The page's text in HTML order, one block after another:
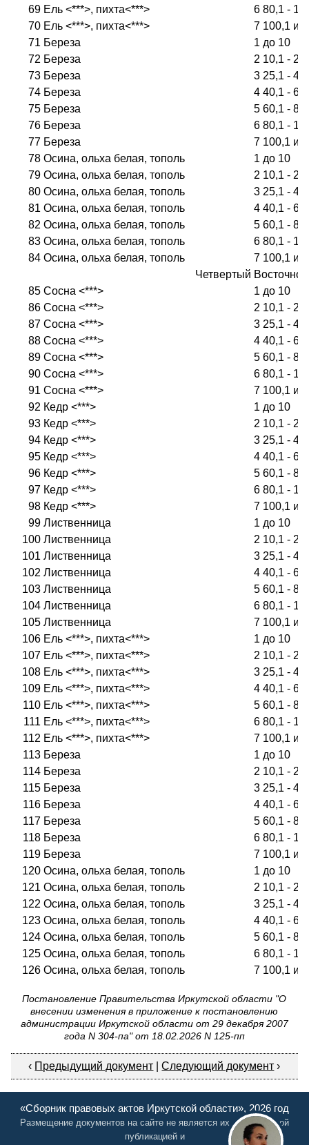
69 Ель <***>, пихта<***> 6 80,1 -
70 Ель <***>, пихта<***> 7 100,1 и
71 Береза 1 до 10
72 Береза 2 10,1 - 25
73 Береза 3 25,1 - 40
74 Береза 4 40,1 - 60
75 Береза 5 60,1 - 80
76 Береза 6 80,1 -
77 Береза 7 100,1 и
78 Осина, ольха белая, тополь 1 до 10
79 Осина, ольха белая, тополь 2 10,1 - 25
80 Осина, ольха белая, тополь 3 25,1 - 40
81 Осина, ольха белая, тополь 4 40,1 - 60
82 Осина, ольха белая, тополь 5 60,1 - 80
83 Осина, ольха белая, тополь 6 80,1 -
84 Осина, ольха белая, тополь 7 100,1 и
Четвертый
85 Сосна <***> 1 до 10
86 Сосна <***> 2 10,1 - 25
87 Сосна <***> 3 25,1 - 40
88 Сосна <***> 4 40,1 - 60
89 Сосна <***> 5 60,1 - 80
90 Сосна <***> 6 80,1 -
91 Сосна <***> 7 100,1 и
92 Кедр <***> 1 до 10
93 Кедр <***> 2 10,1 - 25
94 Кедр <***> 3 25,1 - 40
95 Кедр <***> 4 40,1 - 60
96 Кедр <***> 5 60,1 - 80
97 Кедр <***> 6 80,1 -
98 Кедр <***> 7 100,1 и
99 Лиственница 1 до 10
100 Лиственница 2 10,1 - 25
101 Лиственница 3 25,1 - 40
102 Лиственница 4 40,1 - 60
103 Лиственница 5 60,1 - 80
104 Лиственница 6 80,1 -
105 Лиственница 7 100,1 и
106 Ель <***>, пихта<***> 1 до 10
107 Ель <***>, пихта<***> 2 10,1 - 25
108 Ель <***>, пихта<***> 3 25,1 - 40
109 Ель <***>, пихта<***> 4 40,1 - 60
110 Ель <***>, пихта<***> 5 60,1 - 80
111 Ель <***>, пихта<***> 6 80,1 -
112 Ель <***>, пихта<***> 7 100,1 и
113 Береза 1 до 10
114 Береза 2 10,1 - 25
115 Береза 3 25,1 - 40
116 Береза 4 40,1 - 60
117 Береза 5 60,1 - 80
118 Береза 6 80,1 -
119 Береза 7 100,1 и
120 Осина, ольха белая, тополь 1 до 10
121 Осина, ольха белая, тополь 2 10,1 - 25
122 Осина, ольха белая, тополь 3 25,1 - 40
123 Осина, ольха белая, тополь 4 40,1 - 60
124 Осина, ольха белая, тополь 5 60,1 - 80
125 Осина, ольха белая, тополь 6 80,1 -
126 Осина, ольха белая, тополь 7 100,1 и
Постановление Правительства Иркутской области "О
внесении изменения в приложение к постановлению
администрации Иркутской области от 29 декабря 2007
года N 304-па" от 18.02.2026 N 125-пп
‹ Предыдущий документ |Следующий документ ›
«Сборник правовых актов Иркутской области», 2026 год
Размещение документов на сайте не является их официальной
публикацией и